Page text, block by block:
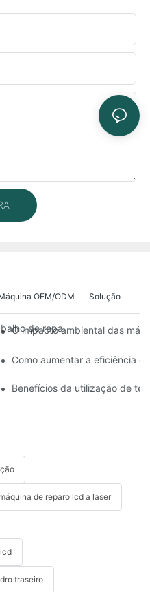
Solução
OEM/ODM
de reparo de celulares
O impacto ambiental das
para sua máquina de
Como aumentar a eficiência
de celulares na
Benefícios da utilização de
máquina de reparo lcd a laser
traseiro